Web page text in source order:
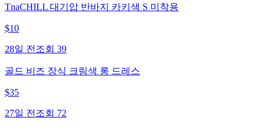
TnaCHILL 대기압 반바지 카키색 S 미착용
$10
28일 전 조회 39
골드 비즈 장식 크림색 롱 드레스
$35
27일 전 조회 72